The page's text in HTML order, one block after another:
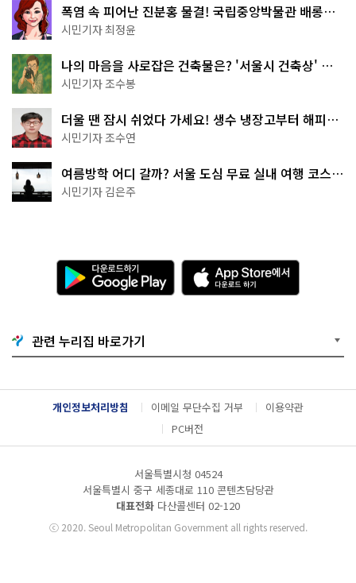
폭염 속 피어난 진분홍 물결! 국립중앙박물관 배롱나
무 명소
시민기자 최정윤
나의 마음을 사로잡은 건축물은? '서울시 건축상' 수
상작 공개!
시민기자 조수봉
더울 땐 잠시 쉬었다 가세요! 생수 냉장고부터 해피소
·무더위쉼터까지
시민기자 조수연
여름방학 어디 갈까? 서울 도심 무료 실내 여행 코스
추천
시민기자 김은주
다
운
로
기
G
o
g
l
e
A
p
p
e
서
다
운
관련 누리집 바로가기
개인정보처리방침 이메일 무단수집 거부
이용약관
PC버전
서울특별시청 04524
서울특별시 중구 세종대로 110 콘텐츠담당관
대표전화 다산콜센터 02-120
ⓒ2020. Seoul Metropolitan Government all rights reserved.